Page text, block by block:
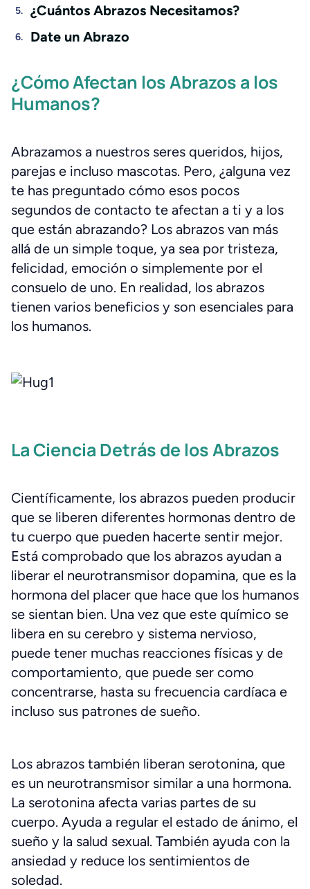
¿Cuántos Abrazos Necesitamos?
Date un Abrazo
¿Cómo Afectan los Abrazos a los
Humanos?
Abrazamos a nuestros seres queridos, hijos,
parejas e incluso mascotas. Pero, ¿alguna vez
te has preguntado cómo esos pocos
segundos de contacto te afectan a ti y a los
que están abrazando? Los abrazos van más
allá de un simple toque, ya sea por tristeza,
felicidad, emoción o simplemente por el
consuelo de uno. En realidad, los abrazos
tienen varios beneficios y son esenciales para
los humanos.
La Ciencia Detrás de los Abrazos
Científicamente, los abrazos pueden producir
que se liberen diferentes hormonas dentro de
tu cuerpo que pueden hacerte sentir mejor.
Está comprobado que los abrazos ayudan a
liberar el neurotransmisor dopamina, que es la
hormona del placer que hace que los humanos
se sientan bien. Una vez que este químico se
libera en su cerebro y sistema nervioso,
puede tener muchas reacciones físicas y de
comportamiento, que puede ser como
concentrarse, hasta su frecuencia cardíaca e
incluso sus patrones de sueño.
Los abrazos también liberan serotonina, que
es un neurotransmisor similar a una hormona.
La serotonina afecta varias partes de su
cuerpo. Ayuda a regular el estado de ánimo, el
sueño y la salud sexual. También ayuda con la
ansiedad y reduce los sentimientos de
soledad.